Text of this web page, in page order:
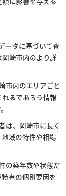
ータに基づいて査
崎市内のより詳
市内のエリアごと
るであろう情報
は、岡崎市に長く
域の特性や相場
の築年数や状態だ
有の個別要因を